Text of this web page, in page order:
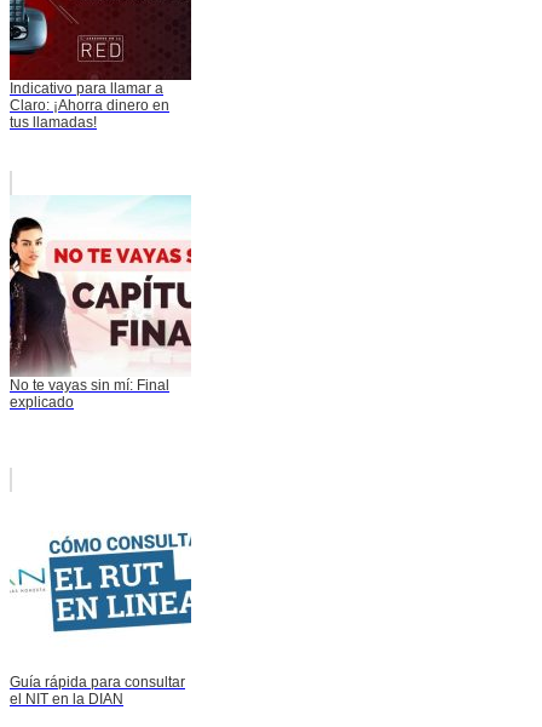
Indicativo para llamar a
Claro: ¡Ahorra dinero en
tus llamadas!
No te vayas sin mí: Final
explicado
Guía rápida para consultar
el NIT en la DIAN